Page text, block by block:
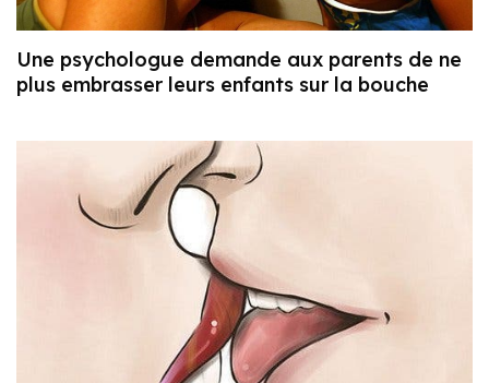
Une psychologue demande aux parents de ne
plus embrasser leurs enfants sur la bouche